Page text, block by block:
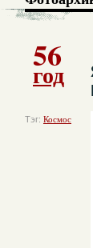
56
год
Тэг: Космос